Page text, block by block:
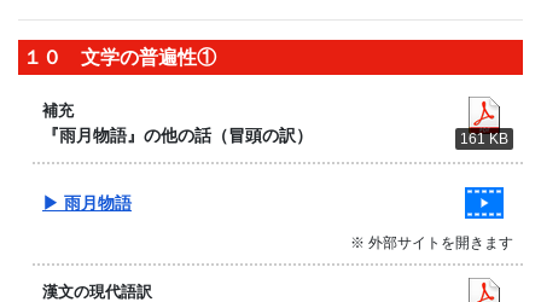
１０ 文学の普遍性①
補充
『雨月物語』の他の話（冒頭の訳） 161 KB
▶ 雨月物語
※ 外部サイトを開きます
漢文の現代語訳